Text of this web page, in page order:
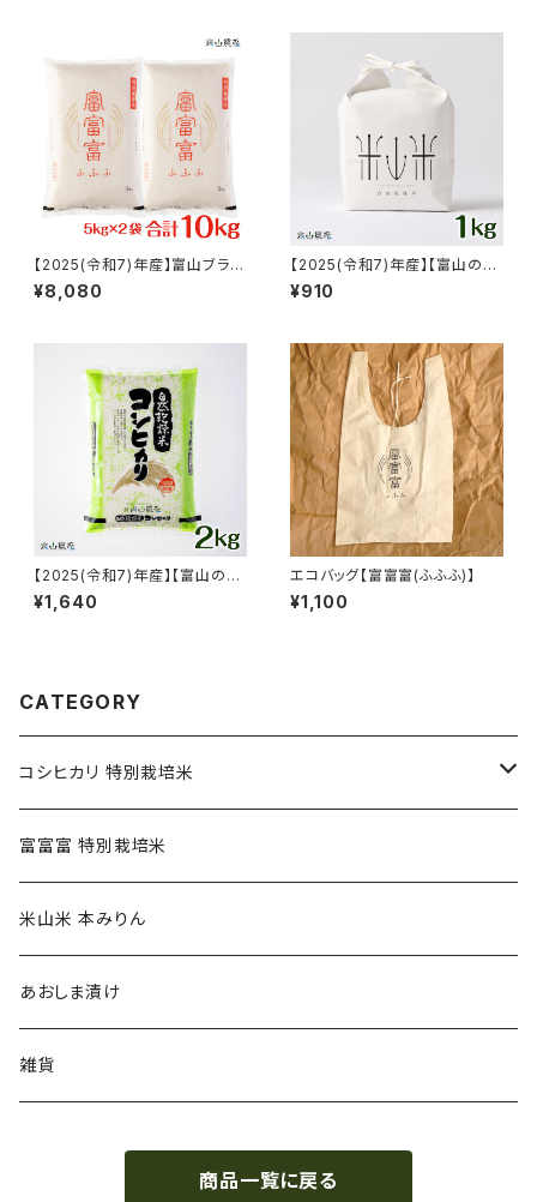
【2025(令和7)年産】富山ブラン
ド米「富富富(ふふふ)」特別栽培
米【白米10kg（5kg×2）】
¥8,080
【2025(令和7)年産】【富山の
米】贈答用におすすめ【白米１k
g・専用パッケージ】特別栽培米
¥910
【2025(令和7)年産】【富山の
米】【白米2kg】特別栽培米 自然
型乾燥コシヒカリ「米山米」【富
¥1,640
エコバッグ【富富富(ふふふ)】
¥1,100
CATEGORY
コシヒカリ 特別栽培米
精米(白米) コシヒカリ特別栽培米
玄米 コシヒカリ特別栽培米
富富富 特別栽培米
米山米 本みりん
あおしま漬け
雑貨
商品一覧に戻る